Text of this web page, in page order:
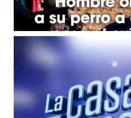
📺😮La segunda gala de